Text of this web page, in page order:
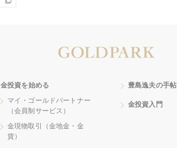
金投資を始める
マイ・ゴールドパートナー
（会員制サービス）
金現物取引（金地金・金
貨）
豊島逸夫の手帖
金投資入門